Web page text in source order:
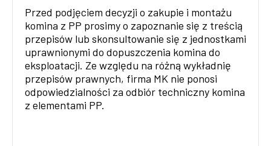
Przed podjęciem decyzji o zakupie i montażu
komina z PP prosimy o zapoznanie się z treścią
przepisów lub skonsultowanie się z jednostkami
uprawnionymi do dopuszczenia komina do
eksploatacji. Ze względu na różną wykładnię
przepisów prawnych, firma MK nie ponosi
odpowiedzialności za odbiór techniczny komina
z elementami PP.